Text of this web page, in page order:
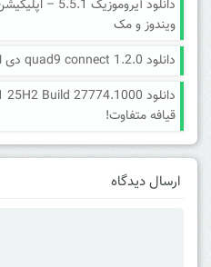
دانلود
ویندوز و مک
دانلود quad9 connect 1.2.0 دی ان اس کواد ناین برای اندروید
قیافه متفاوت!
ارسال دیدگاه